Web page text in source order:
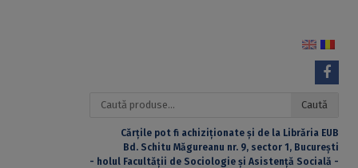
Caută
Caută
Cărțile pot fi achiziționate și de la Librăria EUB
Bd. Schitu Măgureanu nr. 9, sector 1, București
- holul Facultății de Sociologie și Asistență Socială -